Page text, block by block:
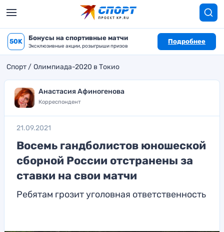
50K Бонусы на спортивные матчи
Эксклюзивные акции, розыгрыши призов
Подробнее
Спорт Олимпиада-2020 в Токио
Анастасия Афиногенова
Корреспондент
21.09.2021
Восемь гандболистов юношеской
сборной России отстранены за
ставки на свои матчи
Ребятам грозит уголовная ответственность